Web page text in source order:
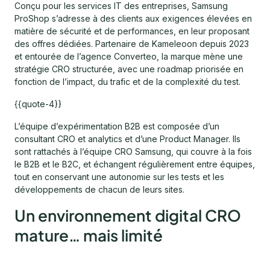
Conçu pour les services IT des entreprises, Samsung
ProShop s’adresse à des clients aux exigences élevées en
matière de sécurité et de performances, en leur proposant
des offres dédiées. Partenaire de Kameleoon depuis 2023
et entourée de l’agence Converteo, la marque mène une
stratégie CRO structurée, avec une roadmap priorisée en
fonction de l’impact, du trafic et de la complexité du test.
{{quote-4}}
L’équipe d’expérimentation B2B est composée d’un
consultant CRO et analytics et d’une Product Manager. Ils
sont rattachés à l’équipe CRO Samsung, qui couvre à la fois
le B2B et le B2C, et échangent régulièrement entre équipes,
tout en conservant une autonomie sur les tests et les
développements de chacun de leurs sites.
Un environnement digital CRO
mature… mais limité